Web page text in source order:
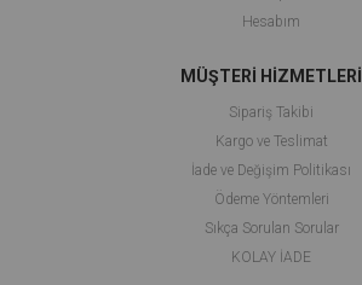
Hesabım
MÜŞTERİ HİZMETLERİ
Sipariş Takibi
Kargo ve Teslimat
İade ve Değişim Politikası
Ödeme Yöntemleri
Sıkça Sorulan Sorular
KOLAY İADE